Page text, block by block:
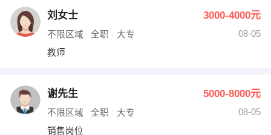
刘女士 3000-4000元
不限区域 全职 大专
08-05
教师
谢先生 5000-8000元
不限区域 全职 大专
08-05
销售岗位